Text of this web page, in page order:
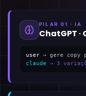
PILAR 01 · IA
ChatGPT ·
user → gere copy
claude → 3